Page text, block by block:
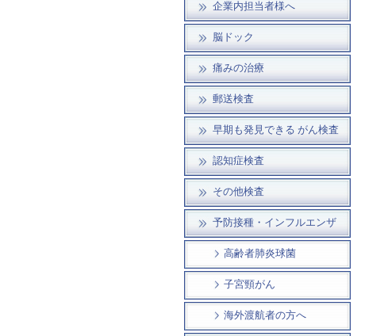
企業内担当者様へ
脳ドック
痛みの治療
郵送検査
早期も発見できる がん検査
認知症検査
その他検査
予防接種・インフルエンザ
高齢者肺炎球菌
子宮頸がん
海外渡航者の方へ